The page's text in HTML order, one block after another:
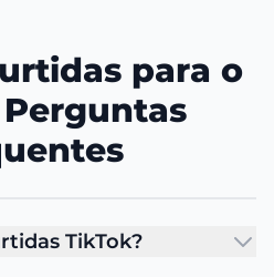
para o
TikTok?